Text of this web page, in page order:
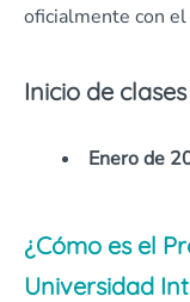
oficialmente con
Inicio de
Enero de
¿Cómo es el
Universidad